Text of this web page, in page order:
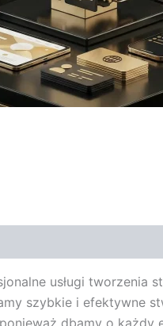
usługi tworzenia
szybkie i efektywne